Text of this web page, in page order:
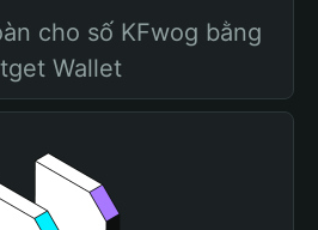
cho số KFwog bằng
Wallet